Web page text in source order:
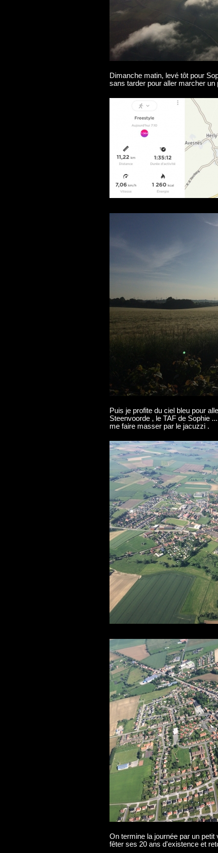
Dimanche matin, levé tôt pour
sans tarder pour aller marcher un
Puis je profite du ciel bleu pour
Steenvoorde , le TAF de Sophie
me faire masser par le jacuzzi .
On termine la journée par un
fêter ses 20 ans d'existence et